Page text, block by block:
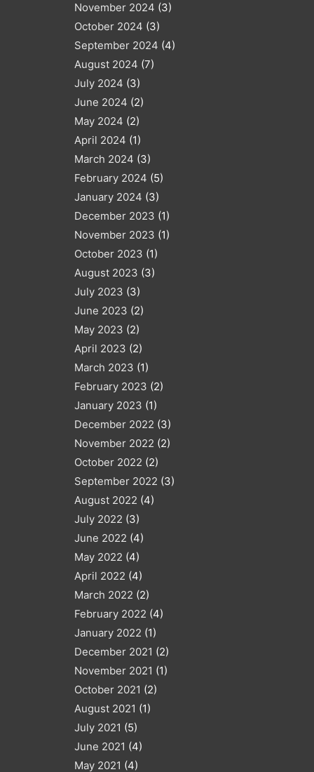
November 2024 (3)
October 2024 (3)
September 2024 (4)
August 2024 (7)
July 2024 (3)
June 2024 (2)
May 2024 (2)
April 2024 (1)
March 2024 (3)
February 2024 (5)
January 2024 (3)
December 2023 (1)
November 2023 (1)
October 2023 (1)
August 2023 (3)
July 2023 (3)
June 2023 (2)
May 2023 (2)
April 2023 (2)
March 2023 (1)
February 2023 (2)
January 2023 (1)
December 2022 (3)
November 2022 (2)
October 2022 (2)
September 2022 (3)
August 2022 (4)
July 2022 (3)
June 2022 (4)
May 2022 (4)
April 2022 (4)
March 2022 (2)
February 2022 (4)
January 2022 (1)
December 2021 (2)
November 2021 (1)
October 2021 (2)
August 2021 (1)
July 2021 (5)
June 2021 (4)
May 2021 (4)